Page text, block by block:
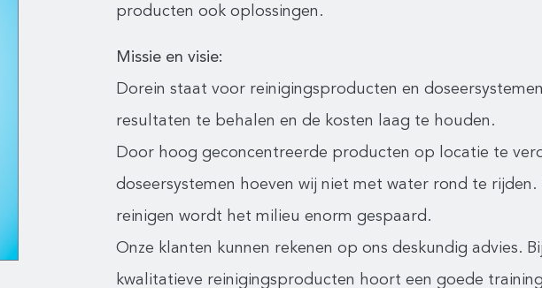
producten ook oplossingen.
Missie en visie:
Dorein staat voor reinigingsproducten en
resultaten te behalen en de kosten laag te houden.
Door hoog geconcentreerde producten op locatie te
doseersystemen hoeven wij niet met water rond te
reinigen wordt het milieu enorm gespaard.
Onze klanten kunnen rekenen op ons deskundig advies.
kwalitatieve reinigingsproducten hoort een goede